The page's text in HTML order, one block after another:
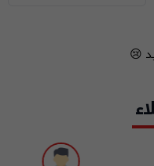
😢